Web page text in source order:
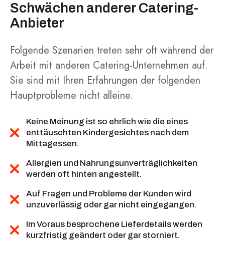
Schwächen anderer Catering-
Anbieter
Folgende Szenarien treten sehr oft während der
Arbeit mit anderen Catering-Unternehmen auf.
Sie sind mit Ihren Erfahrungen der folgenden
Hauptprobleme nicht alleine.
Keine Meinung ist so ehrlich wie die eines
enttäuschten Kindergesichtes nach dem
Mittagessen.
Allergien und Nahrungsunverträglichkeiten
werden oft hinten angestellt.
Auf Fragen und Probleme der Kunden wird
unzuverlässig oder gar nicht eingegangen.
Im Voraus besprochene Lieferdetails werden
kurzfristig geändert oder gar storniert.